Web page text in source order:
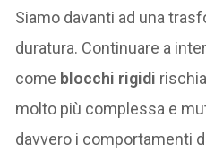
Siamo davanti ad una
duratura. Continuare a
come blocchi rigidi
molto più complessa e
davvero i comportamenti